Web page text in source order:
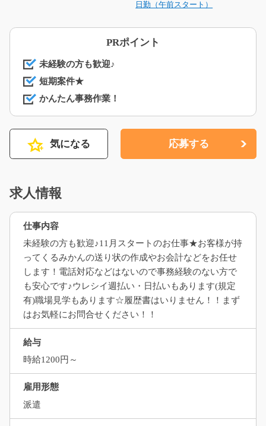
日勤（午前スタート）
PRポイント
未経験の方も歓迎♪
短期案件★
かんたん事務作業！
気になる 応募する
求人情報
仕事内容
未経験の方も歓迎♪11月スタートのお仕事★お客様が持
ってくるみかんの送り状の作成やお会計などをお任せ
します！電話対応などはないので事務経験のない方で
も安心です♪ウレシイ週払い・日払いもあります(規定
有)職場見学もあります☆履歴書はいりません！！まず
はお気軽にお問合せください！！
給与
時給1200円～
雇用形態
派遣